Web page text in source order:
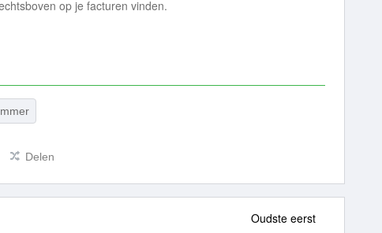
op je facturen vinden.
Delen
Oudste eerst